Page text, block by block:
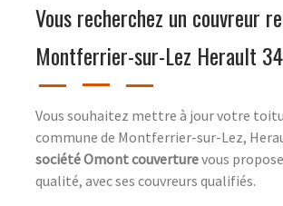
Vous recherchez un couvreur
Montferrier-sur-Lez Herault
Vous souhaitez mettre à jour votre
commune de Montferrier-sur-Lez,
société Omont couverturevous
qualité, avec ses couvreurs qualifiés.